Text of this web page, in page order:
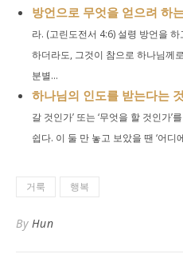
방언으로 무엇을 얻으려 하
라. (고린도전서 4:6) 설령 방언을
하더라도, 그것이 참으로 하나님께
분별...
하나님의 인도를 받는다는 것
갈 것인가’ 또는 ‘무엇을 할 것인가
쉽다. 이 둘 만 놓고 보았을 땐 ‘어디
거룩 행복
By Hun